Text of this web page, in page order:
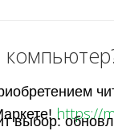
https://
выбор: